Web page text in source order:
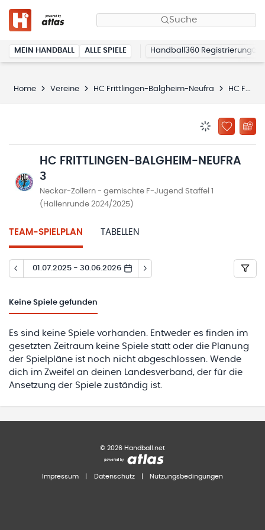
Suche
MEIN HANDBALL ALLE SPIELE Handball360 Registrierung
Home Vereine HC Frittlingen-Balgheim-Neufra HC Frittlingen-Balgheim-Neufra 3
ZU
HC FRITTLINGEN-BALGHEIM-NEUFRA
3
Neckar-Zollern - gemischte F-Jugend Staffel 1
(Hallenrunde 2024/2025)
TEAM-SPIELPLAN TABELLEN
01.07.2025 - 30.06.2026
Keine Spiele gefunden
Es sind keine Spiele vorhanden. Entweder es finden im
gesetzten Zeitraum keine Spiele statt oder die Planung
der Spielpläne ist noch nicht abgeschlossen. Wende
dich im Zweifel an deinen Landesverband, der für die
Ansetzung der Spiele zuständig ist.
© 2026 Handball.net
Impressum Datenschutz Nutzungsbedingungen